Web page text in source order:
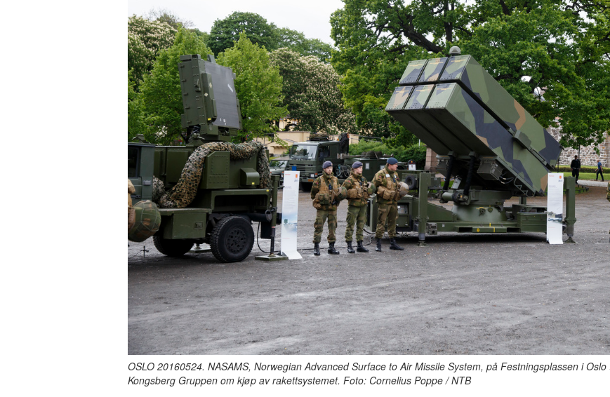
OSLO 20160524. NASAMS, Norwegian Advanced Surface to Air Missile System, på Festningsplassen i
Kongsberg Gruppen om kjøp av rakettsystemet. Foto: Cornelius Poppe / NTB